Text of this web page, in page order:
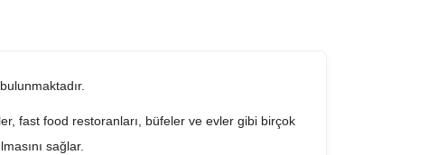
fast food restoranları, büfeler ve evler gibi birçok
sağlar.